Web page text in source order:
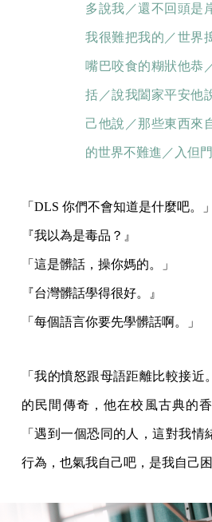
多說我／還不回頭是
我很難把我的／世界
嘴巴咬食的糊狀他恭
括／說我闔家平安他
己他說／那些東西來
的世界不難進／入但
「DLS 你們不會知道是什麼吧。」
『我以為是毒品？』
「這是髒話，操你媽的。」
『台灣髒話學得很好。』
「每個語言你要先學髒話啊。」
「我的憤怒跟母語距離比較接
的民間傳奇，他在校風古典的
「遇到一個恐同的人，這對我
行為，也氣我自己吧，是我自己